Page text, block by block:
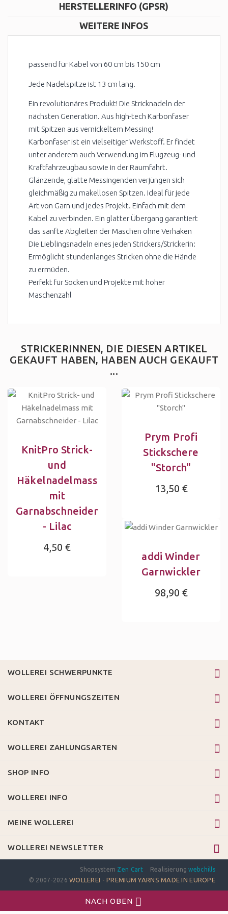
HERSTELLERINFO (GPSR)
WEITERE INFOS
passend für Kabel von 60 cm bis 150 cm
Jede Nadelspitze ist 13 cm lang.
Ein revolutionäres Produkt! Die Stricknadeln der
nächsten Generation. Aus high-tech Karbonfaser
mit Spitzen aus vernickeltem Messing!
Karbonfaser ist ein vielseitiger Werkstoff. Er findet
unter anderem auch Verwendung im Flugzeug- und
Kraftfahrzeugbau sowie in der Raumfahrt.
Glänzende, glatte Messingenden verjüngen sich
gleichmäßig zu makellosen Spitzen. Ideal für jede
Art von Garn und jedes Projekt. Einfach mit dem
Kabel zu verbinden. Ein glatter Übergang garantiert
das sanfte Abgleiten der Maschen ohne Verhaken
Die Lieblingsnadeln eines jeden Strickers/Strickerin:
Ermöglicht stundenlanges Stricken ohne die Hände
zu ermüden.
Perfekt für Socken und Projekte mit hoher
Maschenzahl
STRICKERINNEN, DIE DIESEN ARTIKEL
GEKAUFT HABEN, HABEN AUCH GEKAUFT
...
KnitPro Strick-
und
Häkelnadelmass
mit
Garnabschneider
- Lilac
4,50 €
Prym Profi
Stickschere
"Storch"
13,50 €
addi Winder
Garnwickler
98,90 €
WOLLEREI SCHWERPUNKTE
WOLLEREI ÖFFNUNGSZEITEN
KONTAKT
WOLLEREI ZAHLUNGSARTEN
SHOP INFO
WOLLEREI INFO
MEINE WOLLEREI
WOLLEREI NEWSLETTER
Shopsystem Zen Cart Realisierungwebchills
© 2007-2026WOLLEREI - PREMIUM YARNS MADE IN EUROPE
NACH OBEN